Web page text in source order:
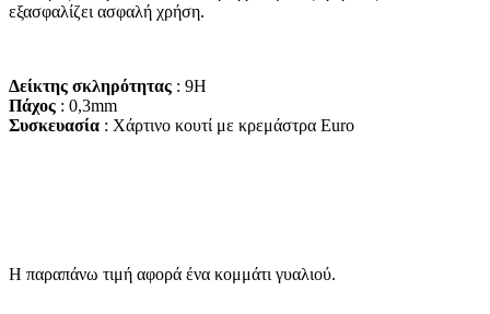
εξασφαλίζει ασφαλή χρήση.
Δείκτης σκληρότητας : 9H
Πάχος : 0,3mm
Συσκευασία : Χάρτινο κουτί με κρεμάστρα Euro
Η παραπάνω τιμή αφορά ένα κομμάτι γυαλιού.